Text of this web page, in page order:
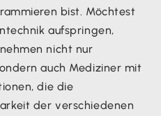
bist. Möchtest
aufspringen,
nicht nur
auch Mediziner mit
die die
der verschiedenen